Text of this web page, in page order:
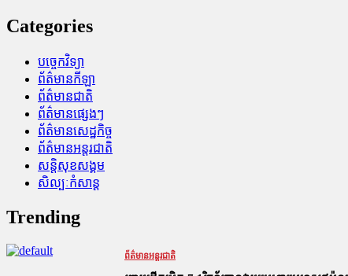
Categories
បច្ចេកវិទ្យា
ព័ត៌មានកីឡា
ព័ត៌មានជាតិ
ព័ត៌មានផ្សេងៗ
ព័ត៌មានសេដ្ឋកិច្ច
ព័ត៌មានអន្តរជាតិ
សន្តិសុខសង្គម
សិល្បៈកំសាន្ត
Trending
ព័ត៌មានអន្តរជាតិ